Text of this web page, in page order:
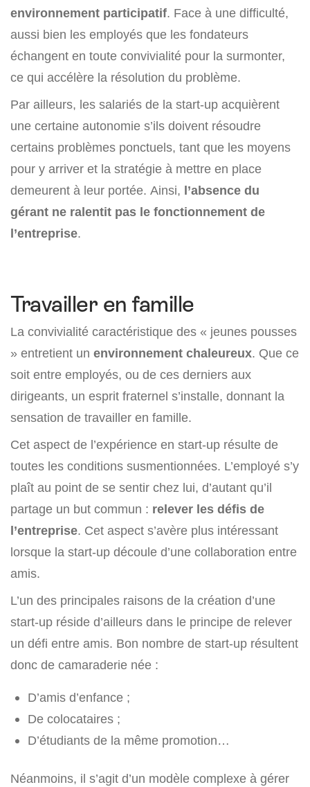
environnement participatif. Face à une difficulté,
aussi bien les employés que les fondateurs
échangent en toute convivialité pour la surmonter,
ce qui accélère la résolution du problème.
Par ailleurs, les salariés de la start-up acquièrent
une certaine autonomie s’ils doivent résoudre
certains problèmes ponctuels, tant que les moyens
pour y arriver et la stratégie à mettre en place
demeurent à leur portée. Ainsi, l’absence du
gérant ne ralentit pas le fonctionnement de
l’entreprise.
Travailler en famille
La convivialité caractéristique des « jeunes pousses
» entretient un environnement chaleureux. Que ce
soit entre employés, ou de ces derniers aux
dirigeants, un esprit fraternel s’installe, donnant la
sensation de travailler en famille.
Cet aspect de l’expérience en start-up résulte de
toutes les conditions susmentionnées. L’employé s’y
plaît au point de se sentir chez lui, d’autant qu’il
partage un but commun : relever les défis de
l’entreprise. Cet aspect s’avère plus intéressant
lorsque la start-up découle d’une collaboration entre
amis.
L’un des principales raisons de la création d’une
start-up réside d’ailleurs dans le principe de relever
un défi entre amis. Bon nombre de start-up résultent
donc de camaraderie née :
D’amis d’enfance ;
De colocataires ;
D’étudiants de la même promotion…
Néanmoins, il s’agit d’un modèle complexe à gérer